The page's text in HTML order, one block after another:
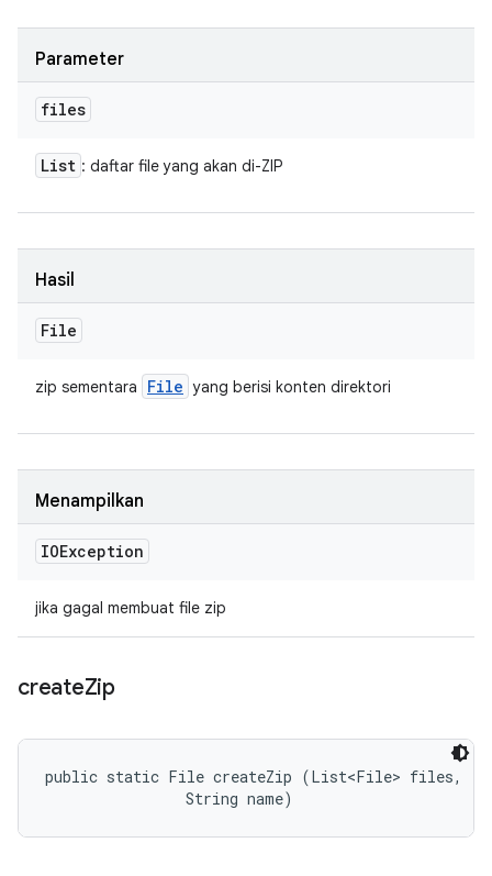
Parameter
files
List : daftar file yang akan di-ZIP
Hasil
File
zip sementara File yang berisi konten direktori
Menampilkan
IOException
jika gagal membuat file zip
createZip
public static File createZip (List<File> files,
                String name)